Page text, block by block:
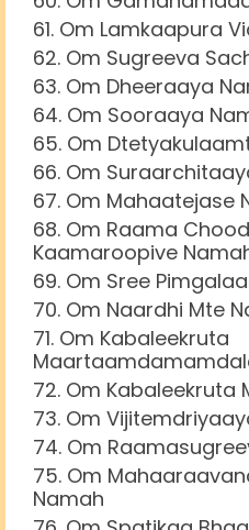
Om Lamkaapura
Om Sugreeva
Om Dheeraaya
Om Sooraaya
Om
Om
Om Mahaatejase
Om Raama
Kaamaroopive
Om Sree
Om Naardhi Mte
Om Kabaleekruta
Om Kabaleekruta
Om
Om
Om
Namah